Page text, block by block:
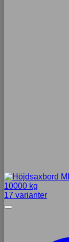
17 varianter